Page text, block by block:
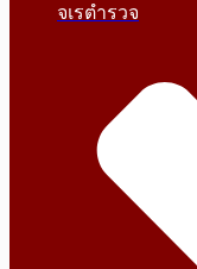
จเรตำรวจ